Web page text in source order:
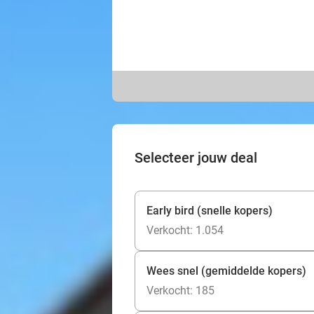
Selecteer jouw deal
Early bird (snelle kopers)
Verkocht: 1.054
Wees snel (gemiddelde kopers)
Verkocht: 185